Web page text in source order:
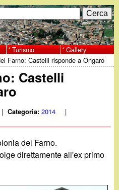
Turismo Gallery
Farno: Castelli risponde a Ongaro
Castelli
| Categoria:2014 |
del Farno.
direttamente all'ex primo